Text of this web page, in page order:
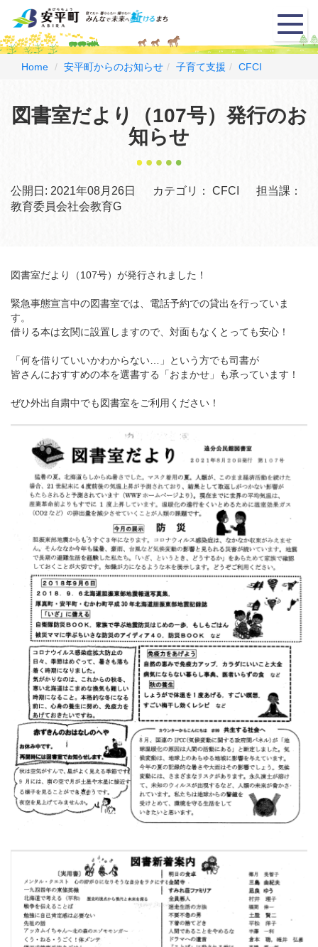
メ
ニ
ュ
Home 安平町からのお知らせ 子育て支援 CFCI
図書室だより（107号）発行のお
知らせ
公開日: 2021年08月26日 カテゴリ： CFCI
担当課：
教育委員会社会教育G
図書室だより（107号）が発行されました！
緊急事態宣言中の図書室では、電話予約での貸出を行っていま
す。
借りる本は玄関に設置しますので、対面もなくとっても安心！
「何を借りていいかわからない…」という方でも司書が
皆さんにおすすめの本を選書する「おまかせ」も承っています！
ぜひ外出自粛中でも図書室をご利用ください！